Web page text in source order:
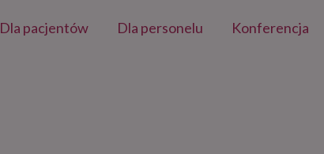
Dla pacjentów Dla personelu Konferencja